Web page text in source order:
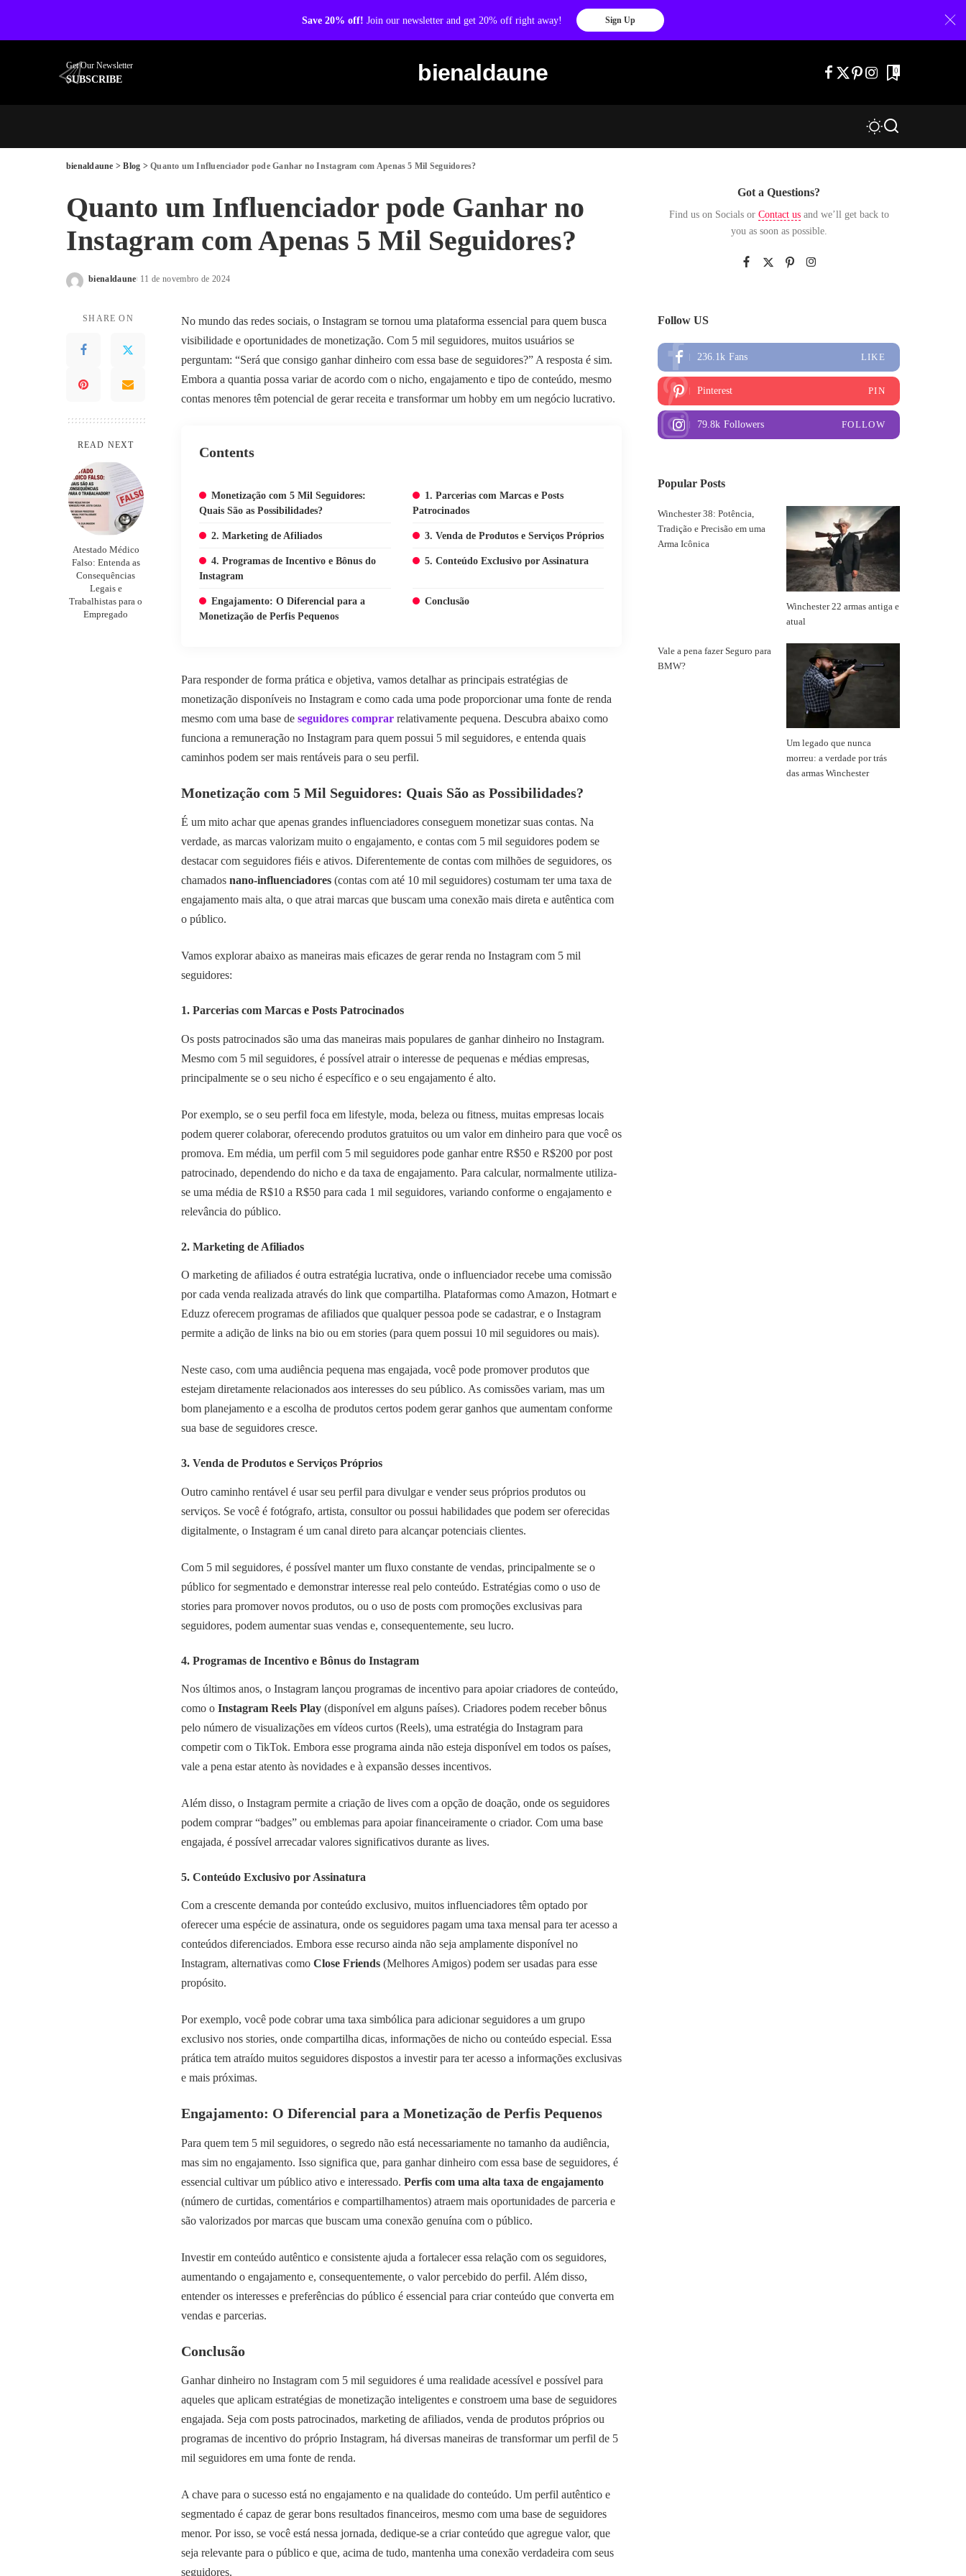
Save 20% off! Join our newsletter and get 20% off right away! Sign Up
Get Our Newsletter
SUBSCRIBE bienaldaune 0
bienaldaune >Blog >Quanto um Influenciador pode Ganhar no Instagram com Apenas 5 Mil Seguidores?
Quanto um Influenciador pode Ganhar no
Instagram com Apenas 5 Mil Seguidores?
Posted
bienaldaune 11 de novembro de 2024
SHARE ON
READ NEXT
Atestado Médico
Falso: Entenda as
Consequências
Legais e
Trabalhistas para o
Empregado
No mundo das redes sociais, o Instagram se tornou uma plataforma essencial para quem busca
visibilidade e oportunidades de monetização. Com 5 mil seguidores, muitos usuários se
perguntam: “Será que consigo ganhar dinheiro com essa base de seguidores?” A resposta é sim.
Embora a quantia possa variar de acordo com o nicho, engajamento e tipo de conteúdo, mesmo
contas menores têm potencial de gerar receita e transformar um hobby em um negócio lucrativo.
Contents
Monetização com 5 Mil Seguidores:
Quais São as Possibilidades?
1. Parcerias com Marcas e Posts
Patrocinados
2. Marketing de Afiliados 3. Venda de Produtos e Serviços Próprios
4. Programas de Incentivo e Bônus do
Instagram
5. Conteúdo Exclusivo por Assinatura
Engajamento: O Diferencial para a
Monetização de Perfis Pequenos
Conclusão
Para responder de forma prática e objetiva, vamos detalhar as principais estratégias de
monetização disponíveis no Instagram e como cada uma pode proporcionar uma fonte de renda
mesmo com uma base de seguidores comprar relativamente pequena. Descubra abaixo como
funciona a remuneração no Instagram para quem possui 5 mil seguidores, e entenda quais
caminhos podem ser mais rentáveis para o seu perfil.
Monetização com 5 Mil Seguidores: Quais São as Possibilidades?
É um mito achar que apenas grandes influenciadores conseguem monetizar suas contas. Na
verdade, as marcas valorizam muito o engajamento, e contas com 5 mil seguidores podem se
destacar com seguidores fiéis e ativos. Diferentemente de contas com milhões de seguidores, os
chamados nano-influenciadores (contas com até 10 mil seguidores) costumam ter uma taxa de
engajamento mais alta, o que atrai marcas que buscam uma conexão mais direta e autêntica com
o público.
Vamos explorar abaixo as maneiras mais eficazes de gerar renda no Instagram com 5 mil
seguidores:
1. Parcerias com Marcas e Posts Patrocinados
Os posts patrocinados são uma das maneiras mais populares de ganhar dinheiro no Instagram.
Mesmo com 5 mil seguidores, é possível atrair o interesse de pequenas e médias empresas,
principalmente se o seu nicho é específico e o seu engajamento é alto.
Por exemplo, se o seu perfil foca em lifestyle, moda, beleza ou fitness, muitas empresas locais
podem querer colaborar, oferecendo produtos gratuitos ou um valor em dinheiro para que você os
promova. Em média, um perfil com 5 mil seguidores pode ganhar entre R$50 e R$200 por post
patrocinado, dependendo do nicho e da taxa de engajamento. Para calcular, normalmente utiliza-
se uma média de R$10 a R$50 para cada 1 mil seguidores, variando conforme o engajamento e
relevância do público.
2. Marketing de Afiliados
O marketing de afiliados é outra estratégia lucrativa, onde o influenciador recebe uma comissão
por cada venda realizada através do link que compartilha. Plataformas como Amazon, Hotmart e
Eduzz oferecem programas de afiliados que qualquer pessoa pode se cadastrar, e o Instagram
permite a adição de links na bio ou em stories (para quem possui 10 mil seguidores ou mais).
Neste caso, com uma audiência pequena mas engajada, você pode promover produtos que
estejam diretamente relacionados aos interesses do seu público. As comissões variam, mas um
bom planejamento e a escolha de produtos certos podem gerar ganhos que aumentam conforme
sua base de seguidores cresce.
3. Venda de Produtos e Serviços Próprios
Outro caminho rentável é usar seu perfil para divulgar e vender seus próprios produtos ou
serviços. Se você é fotógrafo, artista, consultor ou possui habilidades que podem ser oferecidas
digitalmente, o Instagram é um canal direto para alcançar potenciais clientes.
Com 5 mil seguidores, é possível manter um fluxo constante de vendas, principalmente se o
público for segmentado e demonstrar interesse real pelo conteúdo. Estratégias como o uso de
stories para promover novos produtos, ou o uso de posts com promoções exclusivas para
seguidores, podem aumentar suas vendas e, consequentemente, seu lucro.
4. Programas de Incentivo e Bônus do Instagram
Nos últimos anos, o Instagram lançou programas de incentivo para apoiar criadores de conteúdo,
como o Instagram Reels Play (disponível em alguns países). Criadores podem receber bônus
pelo número de visualizações em vídeos curtos (Reels), uma estratégia do Instagram para
competir com o TikTok. Embora esse programa ainda não esteja disponível em todos os países,
vale a pena estar atento às novidades e à expansão desses incentivos.
Além disso, o Instagram permite a criação de lives com a opção de doação, onde os seguidores
podem comprar “badges” ou emblemas para apoiar financeiramente o criador. Com uma base
engajada, é possível arrecadar valores significativos durante as lives.
5. Conteúdo Exclusivo por Assinatura
Com a crescente demanda por conteúdo exclusivo, muitos influenciadores têm optado por
oferecer uma espécie de assinatura, onde os seguidores pagam uma taxa mensal para ter acesso a
conteúdos diferenciados. Embora esse recurso ainda não seja amplamente disponível no
Instagram, alternativas como Close Friends (Melhores Amigos) podem ser usadas para esse
propósito.
Por exemplo, você pode cobrar uma taxa simbólica para adicionar seguidores a um grupo
exclusivo nos stories, onde compartilha dicas, informações de nicho ou conteúdo especial. Essa
prática tem atraído muitos seguidores dispostos a investir para ter acesso a informações exclusivas
e mais próximas.
Engajamento: O Diferencial para a Monetização de Perfis Pequenos
Para quem tem 5 mil seguidores, o segredo não está necessariamente no tamanho da audiência,
mas sim no engajamento. Isso significa que, para ganhar dinheiro com essa base de seguidores, é
essencial cultivar um público ativo e interessado. Perfis com uma alta taxa de engajamento
(número de curtidas, comentários e compartilhamentos) atraem mais oportunidades de parceria e
são valorizados por marcas que buscam uma conexão genuína com o público.
Investir em conteúdo autêntico e consistente ajuda a fortalecer essa relação com os seguidores,
aumentando o engajamento e, consequentemente, o valor percebido do perfil. Além disso,
entender os interesses e preferências do público é essencial para criar conteúdo que converta em
vendas e parcerias.
Conclusão
Ganhar dinheiro no Instagram com 5 mil seguidores é uma realidade acessível e possível para
aqueles que aplicam estratégias de monetização inteligentes e constroem uma base de seguidores
engajada. Seja com posts patrocinados, marketing de afiliados, venda de produtos próprios ou
programas de incentivo do próprio Instagram, há diversas maneiras de transformar um perfil de 5
mil seguidores em uma fonte de renda.
A chave para o sucesso está no engajamento e na qualidade do conteúdo. Um perfil autêntico e
segmentado é capaz de gerar bons resultados financeiros, mesmo com uma base de seguidores
menor. Por isso, se você está nessa jornada, dedique-se a criar conteúdo que agregue valor, que
seja relevante para o público e que, acima de tudo, mantenha uma conexão verdadeira com seus
seguidores.
Got a Questions?
Find us on Socials or Contact usand we’ll get back to
you as soon as possible.
Follow US
236.1k Fans LIKE
Pinterest PIN
79.8k Followers FOLLOW
Popular Posts
Winchester 38: Potência,
Tradição e Precisão em uma
Arma Icônica
Winchester 22 armas antiga e
atual
Vale a pena fazer Seguro para
BMW?
Um legado que nunca
morreu: a verdade por trás
das armas Winchester